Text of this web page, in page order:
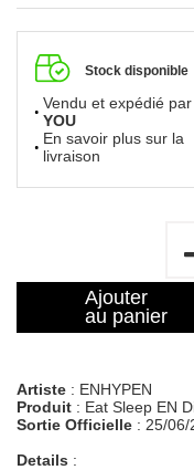
Stock disponible
Vendu et expédié par
YOU
En savoir plus sur la
livraison
Ajouter
au panier
Artiste : ENHYPEN
Produit : Eat Sleep EN
Sortie Officielle : 25/06/
Details :